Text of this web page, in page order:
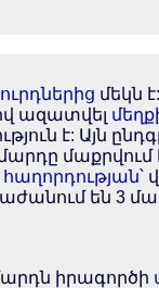
մեկն
ազատվել
է: Այն
մաքրվում
հաղորդության՝
են 3
իրագործի